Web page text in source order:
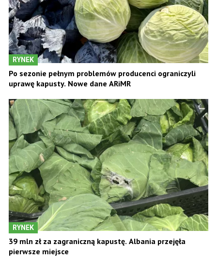
RYNEK
Po sezonie pełnym problemów producenci ograniczyli
uprawę kapusty. Nowe dane ARiMR
RYNEK
39 mln zł za zagraniczną kapustę. Albania przejęła
pierwsze miejsce